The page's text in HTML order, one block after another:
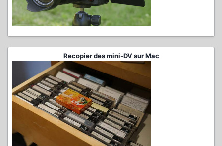
Recopier des mini-DV sur Mac